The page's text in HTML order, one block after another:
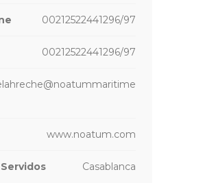
00212522441296/97
00212522441296/97
www.noatum.com
Casablanca